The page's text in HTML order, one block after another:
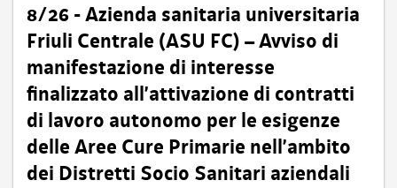
8/26 - Azienda sanitaria universitaria
Friuli Centrale (ASU FC) – Avviso di
manifestazione di interesse
finalizzato all’attivazione di contratti
di lavoro autonomo per le esigenze
delle Aree Cure Primarie nell’ambito
dei Distretti Socio Sanitari aziendali